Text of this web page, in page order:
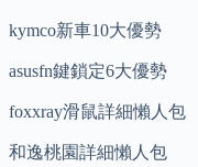
kymco新車10大優勢
asusfn鍵鎖定6大優勢
foxxray滑鼠詳細懶人包
和逸桃園詳細懶人包